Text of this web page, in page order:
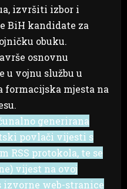
izvršiti izbor i
BiH kandidate za
obuku.
osnovnu
u vojnu službu u
formacijska mjesta na
generirana
povlači vijesti s
RSS protokola, te se
vijest na ovoj
izvorne web-stranice